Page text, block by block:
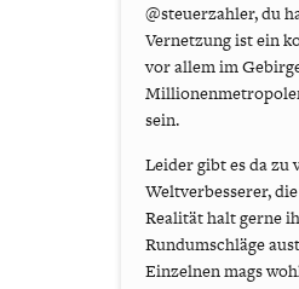
@steuerzahler, du
Vernetzung ist ein
vor allem im
sein.
Leider gibt es da zu
Weltverbesserer,
Realität halt gerne
Rundumschläge
Einzelnen mags